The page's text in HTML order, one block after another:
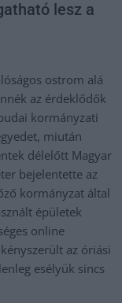
lesz a
ostrom alá
az érdeklődők
kormányzati
miután
délelőtt Magyar
bejelentette az
kormányzat által
épületek
online
az óriási
esélyük sincs